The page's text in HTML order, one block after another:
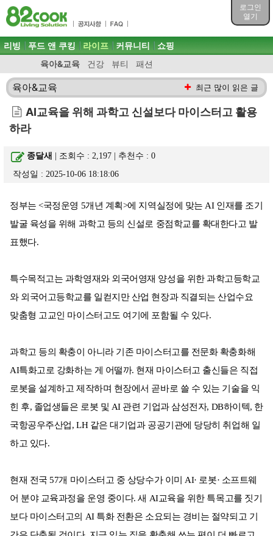
로그인
열기
목차
주메뉴 바로가기
컨텐츠 바로가기
검색 바로가기
로그인 바로가기
주메뉴
리빙 푸드 앤 쿠킹 라이프
육아&교육 건강 뷰티 패션
커뮤니티 쇼핑
육아&교육 최근 많이 읽은 글
AI교육을 위해 과학고 신설보다 마이스터고 활용
하라
종달새 | 조회수 : 2,197 | 추천수 :0
작성일 : 2025-10-06 18:18:06
정부는 <국정운영 5개년 계획>에 지역실정에 맞는 AI 인재를 조기
발굴 육성을 위해 과학고 등의 신설로 중점학교를 확대한다고 발
표했다.
특수목적고는 과학영재와 외국어영재 양성을 위한 과학고등학교
와 외국어고등학교를 일컫지만 산업 현장과 직결되는 산업수요
맞춤형 고교인 마이스터고도 여기에 포함될 수 있다.
과학고 등의 확충이 아니라 기존 마이스터고를 전문화 확충화해
AI특화고로 강화하는 게 어떨까. 현재 마이스터고 출신들은 직접
로봇을 설계하고 제작하며 현장에서 곧바로 쓸 수 있는 기술을 익
힌 후, 졸업생들은 로봇 및 AI 관련 기업과 삼성전자, DB하이텍, 한
국항공우주산업, LH 같은 대기업과 공공기관에 당당히 취업해 일
하고 있다.
현재 전국 57개 마이스터고 중 상당수가 이미 AI· 로봇· 소프트웨
어 분야 교육과정을 운영 중이다. 새 AI교육을 위한 특목고를 짓기
보다 마이스터고의 AI 특화 전환은 소요되는 경비는 절약되고 기